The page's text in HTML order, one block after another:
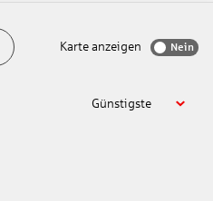
Karte anzeigen Nein
Günstigste